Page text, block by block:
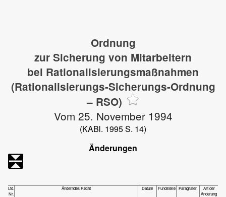
Ordnung
zur Sicherung von Mitarbeitern
bei Rationalisierungsmaßnahmen
(Rationalisierungs-Sicherungs-Ordnung
– RSO)
Vom 25. November 1994
(KABl. 1995 S. 14)
Änderungen
Lfd.
Nr.
Änderndes Recht Datum Fundstelle Paragrafen
Art der
Änderung